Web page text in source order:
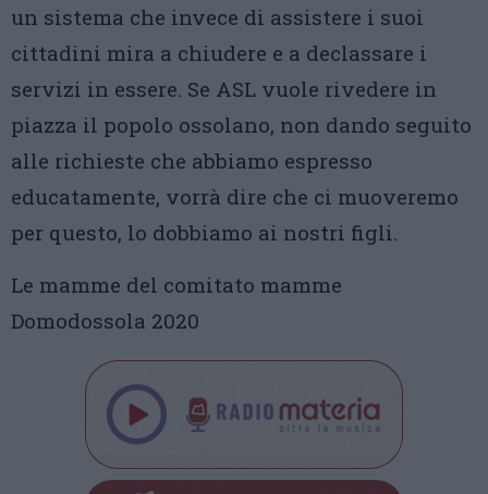
un sistema che invece di assistere i suoi
cittadini mira a chiudere e a declassare i
servizi in essere. Se ASL vuole rivedere in
piazza il popolo ossolano, non dando seguito
alle richieste che abbiamo espresso
educatamente, vorrà dire che ci muoveremo
per questo, lo dobbiamo ai nostri figli.
Le mamme del comitato mamme
Domodossola 2020